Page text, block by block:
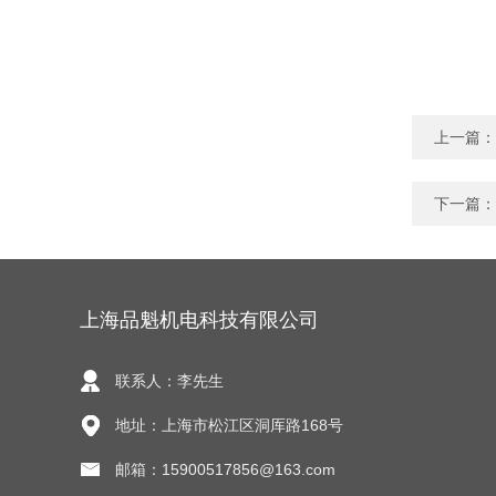
上一篇：
下一篇：
上海品魁机电科技有限公司
联系人：李先生
地址：上海市松江区洞厍路168号
邮箱：15900517856@163.com